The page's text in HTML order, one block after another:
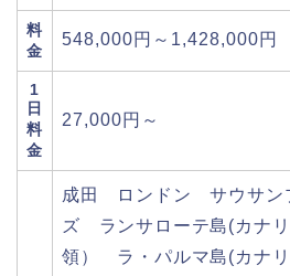
料
金
548,000円～1,428,000
1
日
料
金
27,000円～
成田 ロンドン サウサン
ズ ランサローテ島(カナ
領） ラ・パルマ島(カナリ